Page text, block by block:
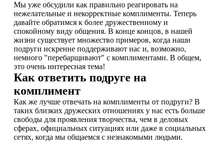
Мы уже обсудили как правильно реагировать на
нежелательные и некорректные комплименты. Теперь
давайте обратимся к более дружественному и
спокойному виду общения. В конце концов, в нашей
жизни существует множество примеров, когда наши
подруги искренне поддерживают нас и, возможно,
немного "перебарщивают" с комплиментами. В общем,
это очень интересная тема!
Как ответить подруге на
комплимент
Как же лучше отвечать на комплименты от подруги? В
таких близких дружеских отношениях у нас есть больше
свободы для проявления творчества, чем в деловых
сферах, официальных ситуациях или даже в социальных
сетях, когда мы общаемся с незнакомыми людьми.